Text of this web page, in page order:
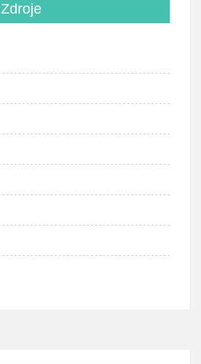
Zdroje